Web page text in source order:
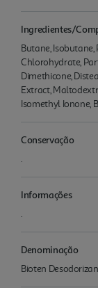
Ingredientes/
Butane,
Chlorohydrate,
Dimethicone,
Extract,
Isomethyl Ionone,
Conservação
.
Informações
.
Denominação
Bioten